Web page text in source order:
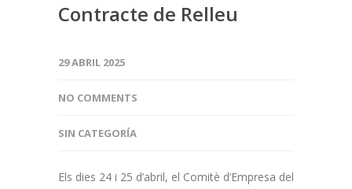
Contracte de Relleu
29 ABRIL 2025
NO COMMENTS
SIN CATEGORÍA
Els dies 24 i 25 d’abril, el Comitè d’Empresa del